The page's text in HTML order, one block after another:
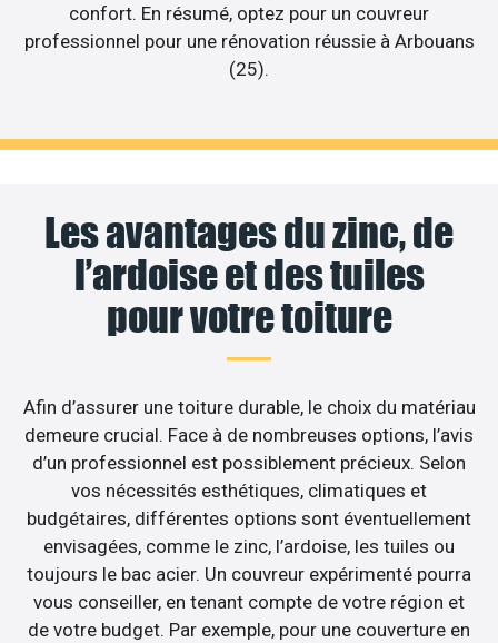
confort. En résumé, optez pour un couvreur
professionnel pour une rénovation réussie à Arbouans
(25).
Les avantages du zinc, de
l’ardoise et des tuiles
pour votre toiture
Afin d’assurer une toiture durable, le choix du matériau
demeure crucial. Face à de nombreuses options, l’avis
d’un professionnel est possiblement précieux. Selon
vos nécessités esthétiques, climatiques et
budgétaires, différentes options sont éventuellement
envisagées, comme le zinc, l’ardoise, les tuiles ou
toujours le bac acier. Un couvreur expérimenté pourra
vous conseiller, en tenant compte de votre région et
de votre budget. Par exemple, pour une couverture en